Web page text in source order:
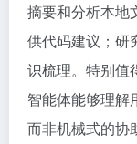
摘要和分析本地
供代码建议；研
识梳理。特别
智能体能够理解
而非机械式的协